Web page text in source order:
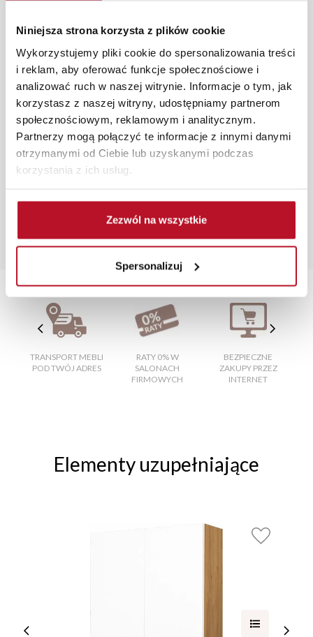
Niniejsza strona korzysta z plików cookie
Wykorzystujemy pliki cookie do spersonalizowania treści
i reklam, aby oferować funkcje społecznościowe i
analizować ruch w naszej witrynie. Informacje o tym, jak
korzystasz z naszej witryny, udostępniamy partnerom
społecznościowym, reklamowym i analitycznym.
Partnerzy mogą połączyć te informacje z innymi danymi
otrzymanymi od Ciebie lub uzyskanymi podczas
korzystania z ich usług.
Zezwól na wszystkie
Spersonalizuj
pomieszczenia wraz z wyceną. Każde zamówienie
roboczych na terenie całej Polski. W przypadku
zamówień internetowych czas dostawy wynosi do 5 dni
roboczych, również na terenie całego kraju. Wszystkie
zamówienia powyżej 1000 zł dostarczamy gratis
niezależnie od miejsca złożenia zamówienia.
Zdjęcia produktów mają charakter poglądowy.
Rzeczywiste kolory i struktura materiałów mogą różnić
się od widocznych na ekranie, zależnie od ustawień
szafeczka łazienkowa|tanie krzesła do kuchni
półkami|stoły z krzesłami tanio|fotel jednoosobowy z
TRANSPORT MEBLI
POD TWÓJ ADRES
RATY 0% W
SALONACH
FIRMOWYCH
BEZPIECZNE
ZAKUPY PRZEZ
INTERNET
Elementy uzupełniające